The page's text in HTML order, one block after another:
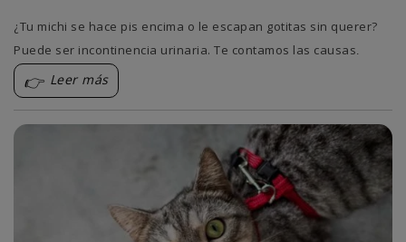
¿Tu michi se hace pis encima o le escapan gotitas sin querer?
Puede ser incontinencia urinaria. Te contamos las causas,
síntomas y qué hacer.
Leer más